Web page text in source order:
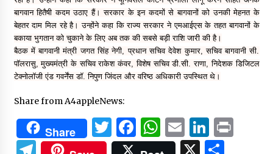
बागवान हितैषी कदम उठाए हैं। सरकार के इन कदमों से बागवानों को उनकी मेहनत के
बेहतर दाम मिल रहे है। उन्होंने कहा कि राज्य सरकार ने एमआईएस के तहत बागवानों के
बकाया भुगतान को चुकाने के लिए अब तक की सबसे बड़ी राशि जारी की है।
बैठक में बागवानी मंत्री जगत सिंह नेगी, प्रधान सचिव देवेश कुमार, सचिव बागवानी सी.
पॉलरासु, मुख्यमंत्री के सचिव राकेश कंवर, विशेष सचिव डी.सी. राणा, निदेशक डिजिटल
टेक्नोलॉजी एंड गवर्नेंस डॉ. निपुण जिंदल और वरिष्ठ अधिकारी उपस्थित थे।
Share from A4appleNews:
Share Twitter
Facebook
WhatsApp
Email